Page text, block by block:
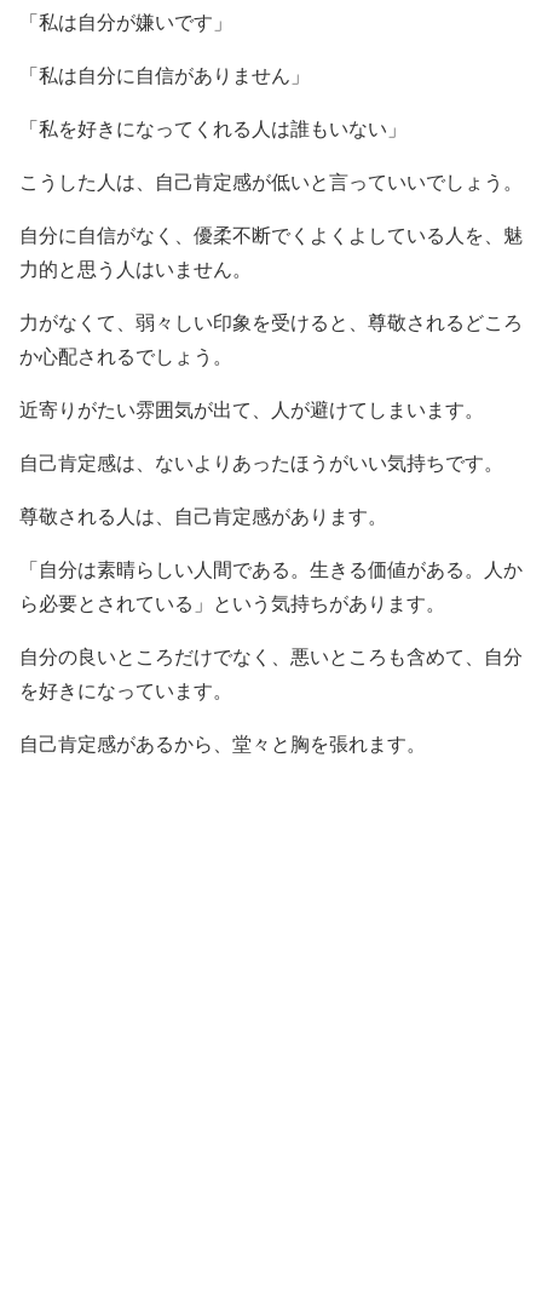
「私は自分が嫌いです」
「私は自分に自信がありません」
「私を好きになってくれる人は誰もいない」
こうした人は、自己肯定感が低いと言っていいでしょう。
自分に自信がなく、優柔不断でくよくよしている人を、魅
力的と思う人はいません。
力がなくて、弱々しい印象を受けると、尊敬されるどころ
か心配されるでしょう。
近寄りがたい雰囲気が出て、人が避けてしまいます。
自己肯定感は、ないよりあったほうがいい気持ちです。
尊敬される人は、自己肯定感があります。
「自分は素晴らしい人間である。生きる価値がある。人か
ら必要とされている」という気持ちがあります。
自分の良いところだけでなく、悪いところも含めて、自分
を好きになっています。
自己肯定感があるから、堂々と胸を張れます。